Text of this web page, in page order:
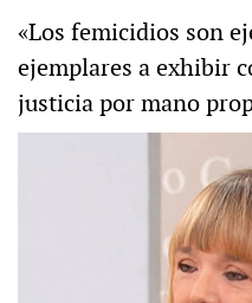
«Los femicidios son
ejemplares a exhibir
justicia por mano